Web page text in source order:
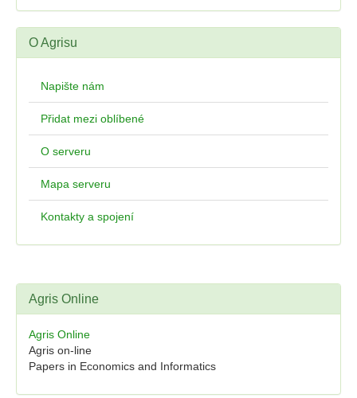
O Agrisu
Napište nám
Přidat mezi oblíbené
O serveru
Mapa serveru
Kontakty a spojení
Agris Online
Agris Online
Agris on-line
Papers in Economics and Informatics